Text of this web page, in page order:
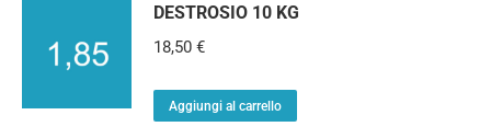
DESTROSIO 10 KG
18,50 €
Aggiungi al carrello